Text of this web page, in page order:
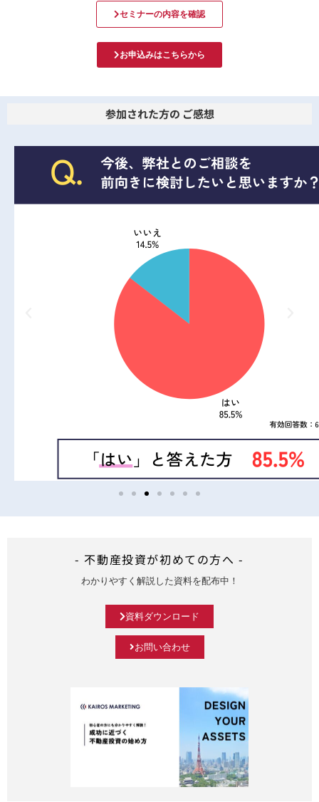
セミナーの内容を確認
お申込みはこちらから
参加された方の ご感想
- 不動産投資が初めての方へ -
わかりやすく解説した資料を配布中！
資料ダウンロード
お問い合わせ